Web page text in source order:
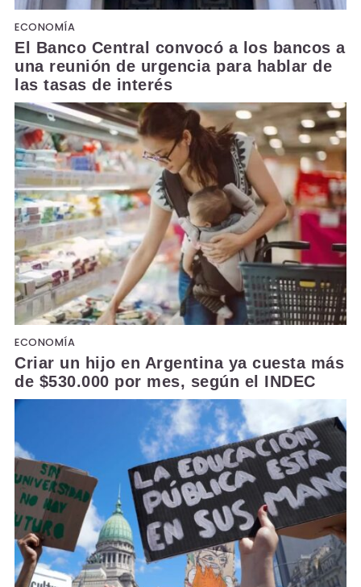
ECONOMÍA
El Banco Central convocó a los bancos a
una reunión de urgencia para hablar de
las tasas de interés
ECONOMÍA
Criar un hijo en Argentina ya cuesta más
de $530.000 por mes, según el INDEC